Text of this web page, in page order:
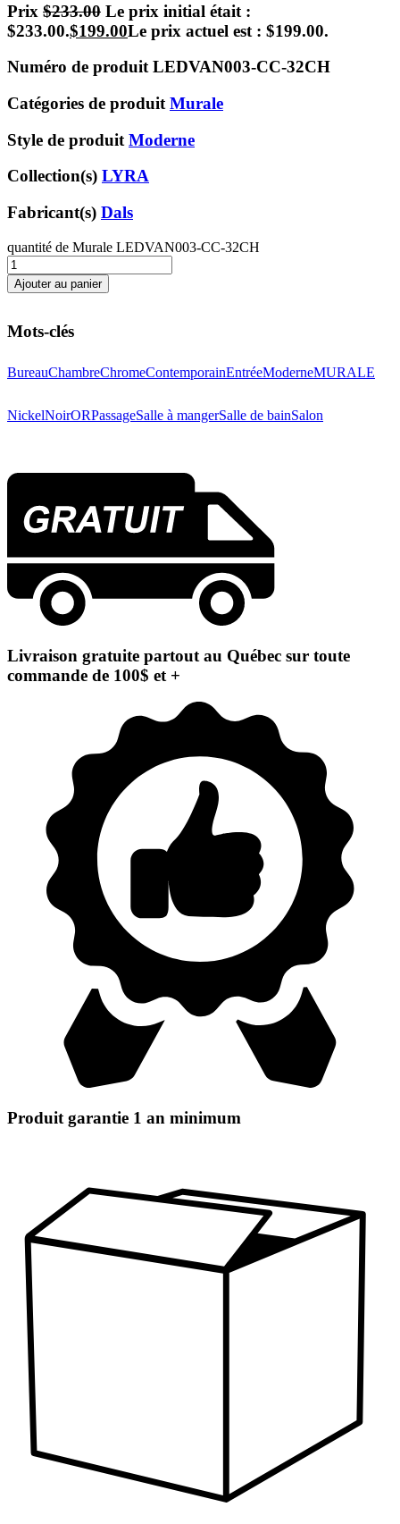
Prix $233.00 Le prix initial était :
$233.00.$199.00Le prix actuel est : $199.00.
Numéro de produitLEDVAN003-CC-32CH
Catégories de produit Murale
Style de produit Moderne
Collection(s) LYRA
Fabricant(s) Dals
quantité de Murale LEDVAN003-CC-32CH
Ajouter au panier
Mots-clés
BureauChambreChromeContemporainEntréeModerneMURALE
NickelNoirORPassageSalle à mangerSalle de bainSalon
Livraison gratuite partout au Québec sur toute
commande de 100$ et +
Produit garantie 1 an minimum